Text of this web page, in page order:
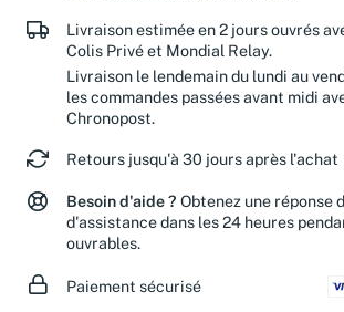
Livraison estimée en 2 jours ouvrés
Colis Privé et Mondial Relay.
Livraison le lendemain du lundi au
les commandes passées avant midi
Chronopost.
Retours jusqu'à 30 jours après l'achat
Besoin d'aide ? Obtenez une réponse
d'assistance dans les 24 heures
ouvrables.
Paiement sécurisé